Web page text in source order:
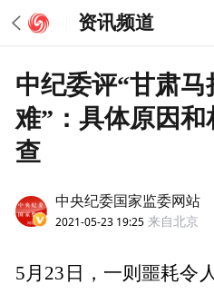
资讯频道
中纪委评“甘肃马
难”：具体原因
查
中央纪委国家监委网站
2021-05-23 19:25 来自北京
5月23日，一则噩耗令